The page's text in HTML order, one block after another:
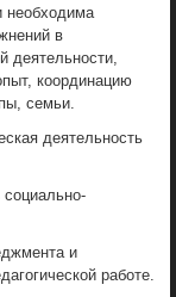
необходима
в
деятельности,
координацию
семьи.
деятельность
и
работе.